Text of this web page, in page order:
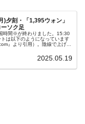
ッジETFの清算は
価暴落で200兆蒸
)夕刻・「1,395ウォン」
ソク足
時間※が終わりました。15:30
は以下のようになっています
』より引用）。陰線で上げ損
2025.05.19